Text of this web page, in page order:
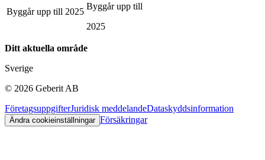
Byggår upp till 2025
Byggår upp till
2025
Ditt aktuella område
Sverige
© 2026 Geberit AB
FöretagsuppgifterJuridisk meddelandeDataskyddsinformation
Ändra cookieinställningar Försäkringar